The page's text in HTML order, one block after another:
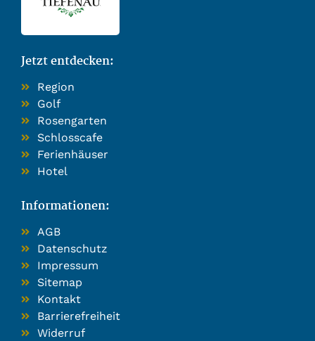
Jetzt entdecken:
Region
Golf
Rosengarten
Schlosscafe
Ferienhäuser
Hotel
Informationen:
AGB
Datenschutz
Impressum
Sitemap
Kontakt
Barrierefreiheit
Widerruf